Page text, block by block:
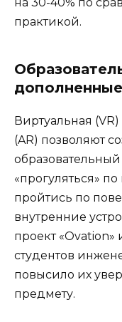
практикой.
Виртуальная
(AR) позволяют
«прогуляться»
пройтись по
внутренние
проект «Ovation»
студентов
повысило их
предмету.